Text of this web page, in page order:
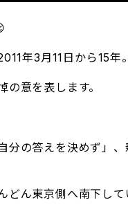
年3月11日から15年。
意を表します。
分の答えを決めず」
どん東京側へ南下し